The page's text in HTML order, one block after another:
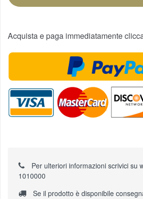
Acquista e paga immediatamente
Per ulteriori informazioni scrivici su
1010000
Se il prodotto è disponibile